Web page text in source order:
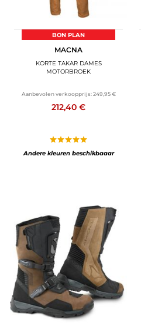
BON PLAN
MACNA
KORTE TAKAR DAMES
MOTORBROEK
Aanbevolen verkoopprijs: 249,95 €
212,40 €
Andere kleuren beschikbaaar